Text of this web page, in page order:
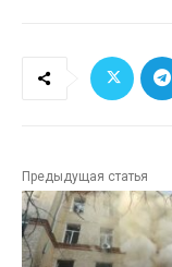
Предыдущая статья